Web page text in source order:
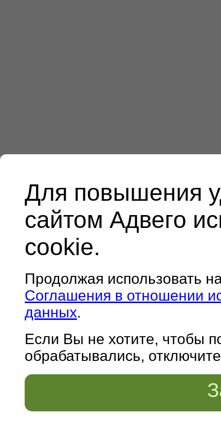
Для повышения
сайтом Адвего
cookie.
Продолжая использовать
Соглашения в отношении
данных.
Если Вы не хотите, чтобы
обрабатывались,